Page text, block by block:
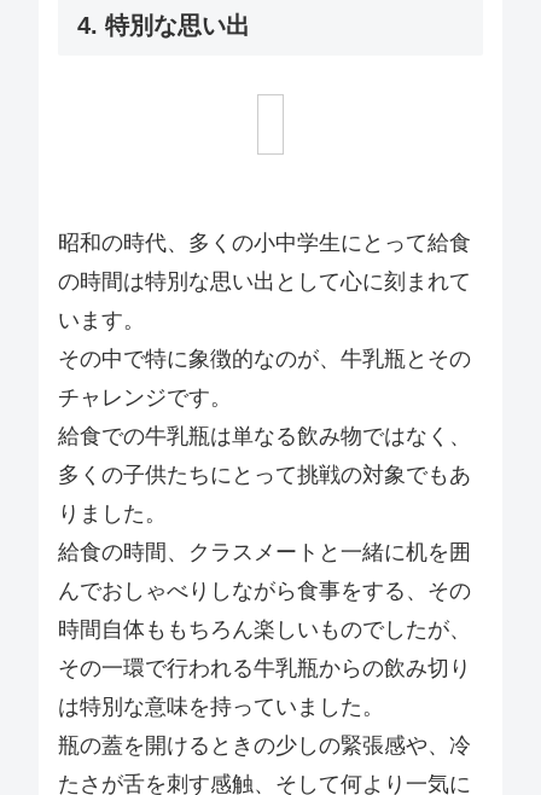
4. 特別な思い出
昭和の時代、多くの小中学生にとって給食
の時間は特別な思い出として心に刻まれて
います。
その中で特に象徴的なのが、牛乳瓶とその
チャレンジです。
給食での牛乳瓶は単なる飲み物ではなく、
多くの子供たちにとって挑戦の対象でもあ
りました。
給食の時間、クラスメートと一緒に机を囲
んでおしゃべりしながら食事をする、その
時間自体ももちろん楽しいものでしたが、
その一環で行われる牛乳瓶からの飲み切り
は特別な意味を持っていました。
瓶の蓋を開けるときの少しの緊張感や、冷
たさが舌を刺す感触、そして何より一気に